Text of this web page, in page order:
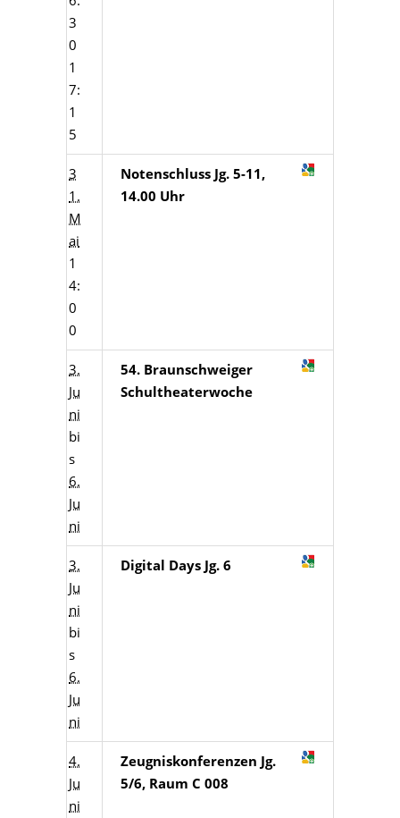
3
0
1
7:
1
5
3
1.
M
ai
1
4:
0
0
Notenschluss Jg. 5-11,
14.00 Uhr
3.
Ju
ni
bi
s
6.
Ju
ni
54. Braunschweiger
Schultheaterwoche
3.
Ju
ni
bi
s
6.
Ju
ni
Digital Days Jg. 6
4.
Ju
ni
Zeugniskonferenzen Jg.
5/6, Raum C 008